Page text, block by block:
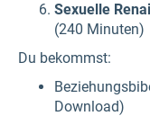
Sexuelle
(240 Minuten)
Du bekommst:
Download)